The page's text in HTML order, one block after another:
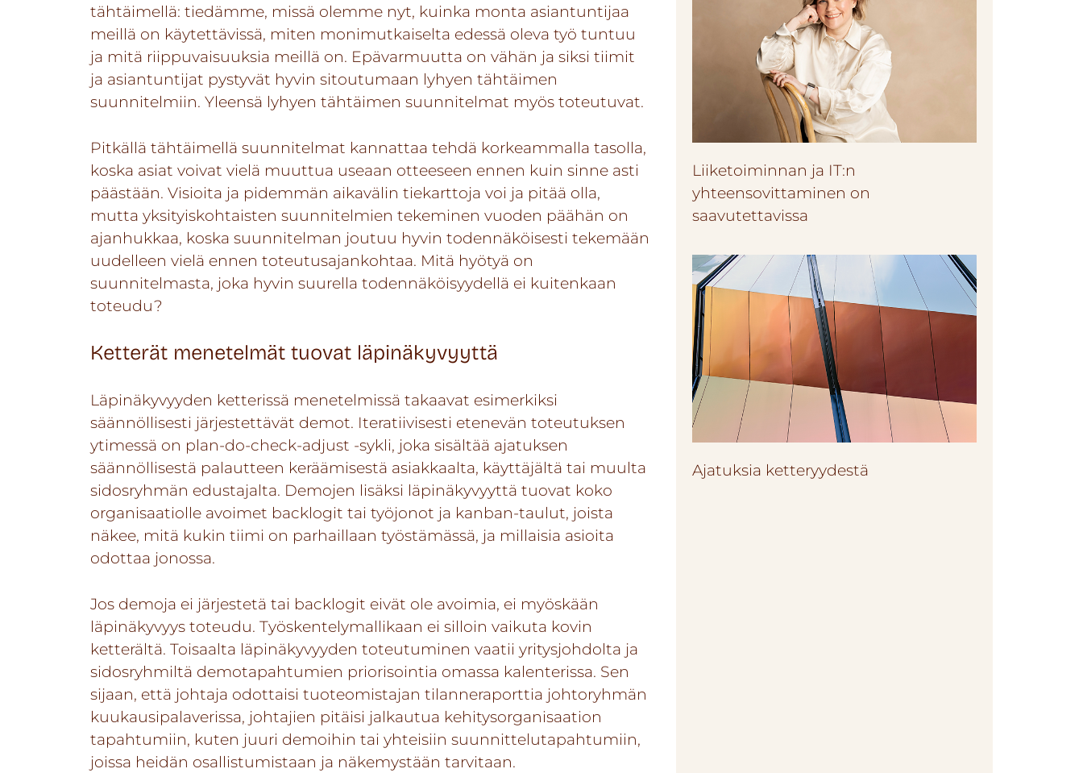
tähtäimellä: tiedämme, missä olemme nyt, kuinka monta asiantuntijaa
meillä on käytettävissä, miten monimutkaiselta edessä oleva työ tuntuu
ja mitä riippuvaisuuksia meillä on. Epävarmuutta on vähän ja siksi tiimit
ja asiantuntijat pystyvät hyvin sitoutumaan lyhyen tähtäimen
suunnitelmiin. Yleensä lyhyen tähtäimen suunnitelmat myös toteutuvat.
Pitkällä tähtäimellä suunnitelmat kannattaa tehdä korkeammalla tasolla,
koska asiat voivat vielä muuttua useaan otteeseen ennen kuin sinne asti
päästään. Visioita ja pidemmän aikavälin tiekarttoja voi ja pitää olla,
mutta yksityiskohtaisten suunnitelmien tekeminen vuoden päähän on
ajanhukkaa, koska suunnitelman joutuu hyvin todennäköisesti tekemään
uudelleen vielä ennen toteutusajankohtaa. Mitä hyötyä on
suunnitelmasta, joka hyvin suurella todennäköisyydellä ei kuitenkaan
toteudu?
Ketterät menetelmät tuovat läpinäkyvyyttä
Läpinäkyvyyden ketterissä menetelmissä takaavat esimerkiksi
säännöllisesti järjestettävät demot. Iteratiivisesti etenevän toteutuksen
ytimessä on plan-do-check-adjust -sykli, joka sisältää ajatuksen
säännöllisestä palautteen keräämisestä asiakkaalta, käyttäjältä tai muulta
sidosryhmän edustajalta. Demojen lisäksi läpinäkyvyyttä tuovat koko
organisaatiolle avoimet backlogit tai työjonot ja kanban-taulut, joista
näkee, mitä kukin tiimi on parhaillaan työstämässä, ja millaisia asioita
odottaa jonossa.
Jos demoja ei järjestetä tai backlogit eivät ole avoimia, ei myöskään
läpinäkyvyys toteudu. Työskentelymallikaan ei silloin vaikuta kovin
ketterältä. Toisaalta läpinäkyvyyden toteutuminen vaatii yritysjohdolta ja
sidosryhmiltä demotapahtumien priorisointia omassa kalenterissa. Sen
sijaan, että johtaja odottaisi tuoteomistajan tilanneraporttia johtoryhmän
kuukausipalaverissa, johtajien pitäisi jalkautua kehitysorganisaation
tapahtumiin, kuten juuri demoihin tai yhteisiin suunnittelutapahtumiin,
joissa heidän osallistumistaan ja näkemystään tarvitaan.
Liiketoiminnan ja IT:n
yhteensovittaminen on
saavutettavissa
Ajatuksia ketteryydestä